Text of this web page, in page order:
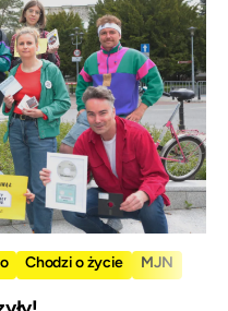
Chodzi o życie MJN